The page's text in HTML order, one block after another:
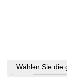
Wählen Sie die